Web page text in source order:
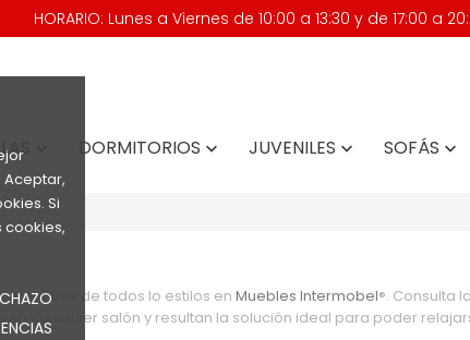
Aceptar,
Si
HORARIO: Lunes a Viernes de 10:00 a 13:30 y de 17:00 a
DORMITORIOS  JUVENILES  SOFÁS 
de todos lo estilos en Muebles Intermobel®. Consulta
en cualquier salón y resultan la solución ideal para poder